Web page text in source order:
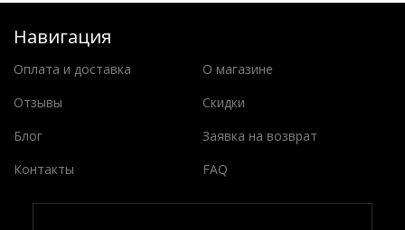
Навигация
Оплата и доставка
О магазине
Отзывы
Скидки
Блог
Заявка на возврат
Контакты
FAQ